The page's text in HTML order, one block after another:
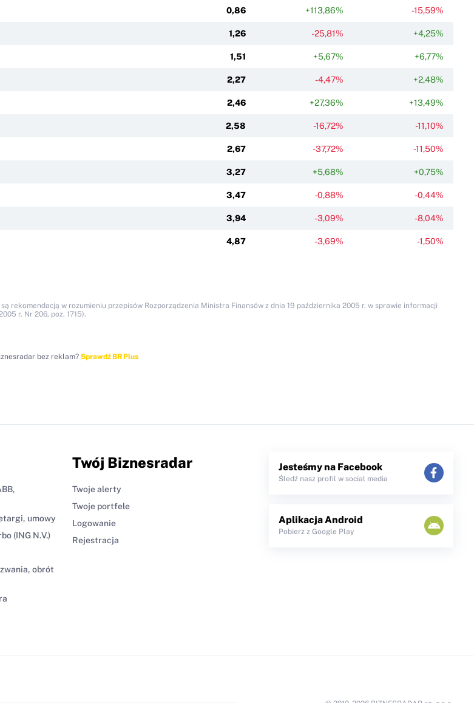
0,86 +113,86% -15,59%
1,26 -25,81% +4,25%
1,51 +5,67% +6,77%
2,27 -4,47% +2,48%
2,46 +27,36% +13,49%
2,58 -16,72% -11,10%
2,67 -37,72% -11,50%
3,27 +5,68% +0,75%
3,47 -0,88% -0,44%
3,94 -3,09% -8,04%
4,87 -3,69% -1,50%
rekomendacją w rozumieniu przepisów Rozporządzenia Ministra Finansów z dnia 19 października 2005 r. w sprawie informacji
r. Nr 206, poz. 1715).
bez reklam? Sprawdź BR Plus
umowy
(ING N.V.)
obrót
Twój Biznesradar
Twoje alerty
Twoje portfele
Logowanie
Rejestracja
Jesteśmy na Facebook
Śledź nasz profil w social media
Aplikacja Android
Pobierz z Google Play